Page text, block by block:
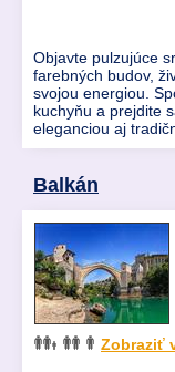
Objavte pulzujúce
farebných budov,
svojou energiou.
kuchyňu a prejdite
eleganciou aj
Balkán
Zobraziť